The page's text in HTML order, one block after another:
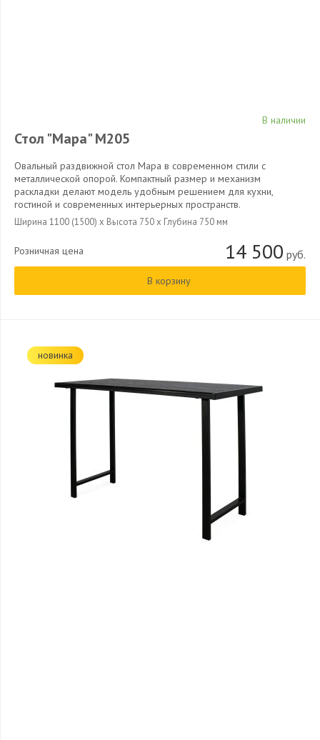
В наличии
Стол "Мара" М205
Овальный раздвижной стол Мара в современном стили с
металлической опорой. Компактный размер и механизм
раскладки делают модель удобным решением для кухни,
гостиной и современных интерьерных пространств.
Ширина 1100 (1500) x Высота 750 x Глубина 750 мм
Розничная цена 14 500 руб.
В корзину
новинка